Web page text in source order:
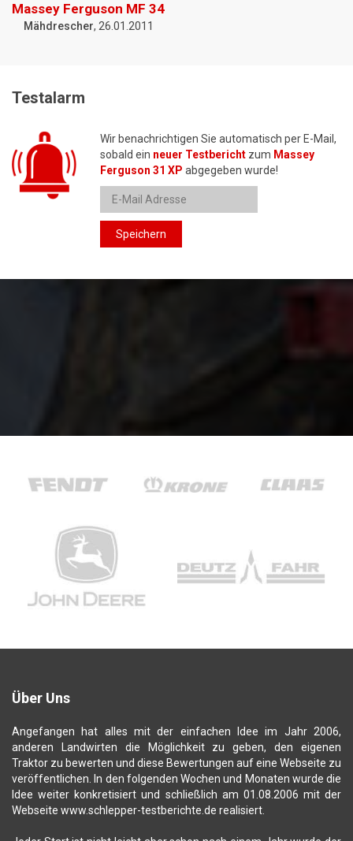
Massey Ferguson MF 34
Mähdrescher, 26.01.2011
Testalarm
Wir benachrichtigen Sie automatisch per E-Mail,
sobald ein neuer Testbericht zum Massey
Ferguson 31 XP abgegeben wurde!
Speichern
Über Uns
Angefangen hat alles mit der einfachen Idee im Jahr 2006,
anderen Landwirten die Möglichkeit zu geben, den eigenen
Traktor zu bewerten und diese Bewertungen auf eine Webseite zu
veröffentlichen. In den folgenden Wochen und Monaten wurde die
Idee weiter konkretisiert und schließlich am 01.08.2006 mit der
Webseite www.schlepper-testberichte.de realisiert.